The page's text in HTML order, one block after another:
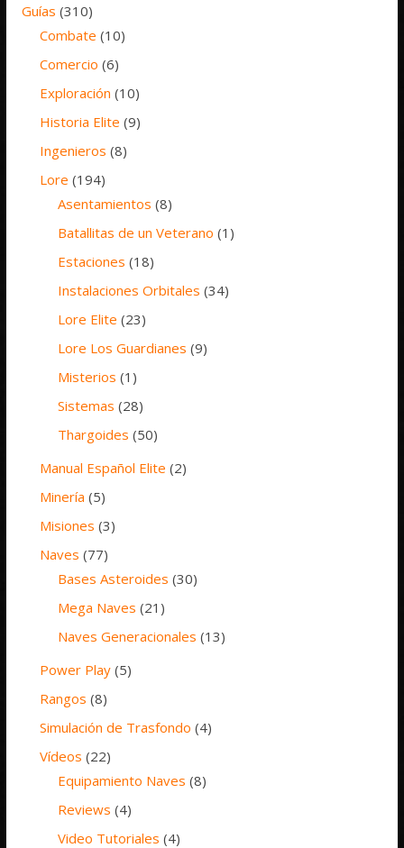
Guías (310)
Combate (10)
Comercio (6)
Exploración (10)
Historia Elite (9)
Ingenieros (8)
Lore (194)
Asentamientos (8)
Batallitas de un Veterano (1)
Estaciones (18)
Instalaciones Orbitales (34)
Lore Elite (23)
Lore Los Guardianes (9)
Misterios (1)
Sistemas (28)
Thargoides (50)
Manual Español Elite (2)
Minería (5)
Misiones (3)
Naves (77)
Bases Asteroides (30)
Mega Naves (21)
Naves Generacionales (13)
Power Play (5)
Rangos (8)
Simulación de Trasfondo (4)
Vídeos (22)
Equipamiento Naves (8)
Reviews (4)
Video Tutoriales (4)